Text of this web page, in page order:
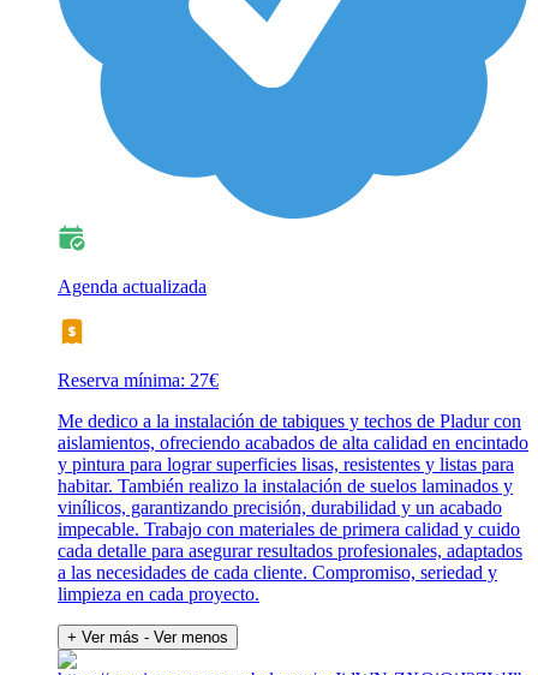
Agenda actualizada
Reserva mínima: 27€
Me dedico a la instalación de tabiques y techos de Pladur con
aislamientos, ofreciendo acabados de alta calidad en encintado
y pintura para lograr superficies lisas, resistentes y listas para
habitar. También realizo la instalación de suelos laminados y
vinílicos, garantizando precisión, durabilidad y un acabado
impecable. Trabajo con materiales de primera calidad y cuido
cada detalle para asegurar resultados profesionales, adaptados
a las necesidades de cada cliente. Compromiso, seriedad y
limpieza en cada proyecto.
+ Ver más - Ver menos